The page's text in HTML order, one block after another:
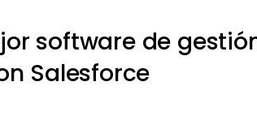
software de
Salesforce